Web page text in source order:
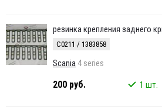
резинка крепления заднего
C0211 / 1383858
Scania 4 series
200 руб. 1 шт.